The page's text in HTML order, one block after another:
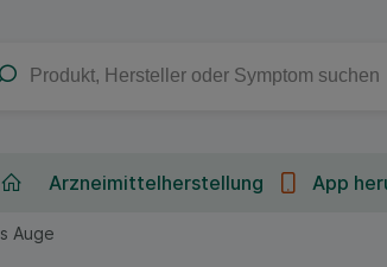
Arzneimittelherstellung App
Auge